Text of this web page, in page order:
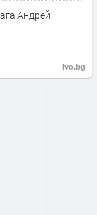
Андрей
ivo.bg